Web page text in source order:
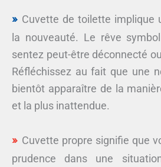
Cuvette de toilette implique
la nouveauté. Le rêve
sentez peut-être déconnecté
Réfléchissez au fait que une
bientôt apparaître de la
et la plus inattendue.
Cuvette propre signifie que
prudence dans une